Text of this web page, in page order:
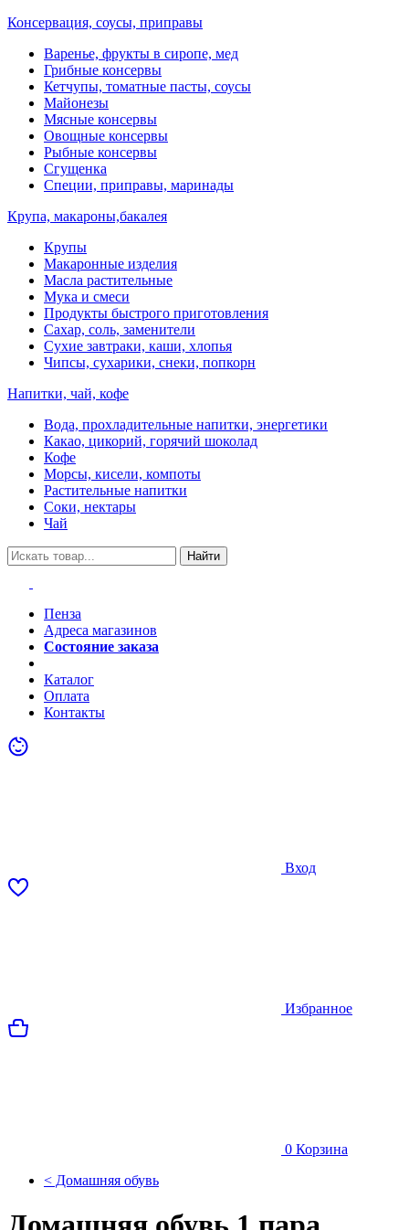
Консервация, соусы, приправы
Варенье, фрукты в сиропе, мед
Грибные консервы
Кетчупы, томатные пасты, соусы
Майонезы
Мясные консервы
Овощные консервы
Рыбные консервы
Сгущенка
Специи, приправы, маринады
Крупа, макароны,бакалея
Крупы
Макаронные изделия
Масла растительные
Мука и смеси
Продукты быстрого приготовления
Сахар, соль, заменители
Сухие завтраки, каши, хлопья
Чипсы, сухарики, снеки, попкорн
Напитки, чай, кофе
Вода, прохладительные напитки, энергетики
Какао, цикорий, горячий шоколад
Кофе
Морсы, кисели, компоты
Растительные напитки
Соки, нектары
Чай
Найти
Пенза
Адреса магазинов
Состояние заказа
Каталог
Оплата
Контакты
Вход
Избранное
0 Корзина
< Домашняя обувь